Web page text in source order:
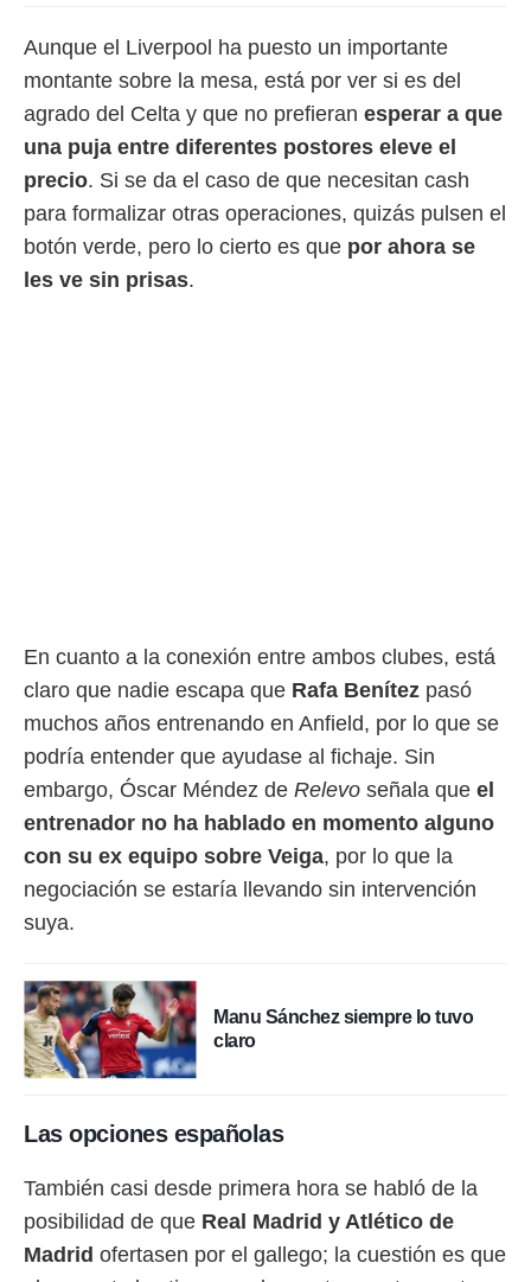
posible
traten tus
en
interés
a lo que
Para
su
u
datos
datos
perfiles
utilizar
uso de
medir el
de la
el
del
de
uso de
con el
Aunque el Liverpool ha puesto un importante
montante sobre la mesa, está por ver si es del
agrado del Celta y que no prefieran esperar a que
una puja entre diferentes postores eleve el
precio. Si se da el caso de que necesitan cash
para formalizar otras operaciones, quizás pulsen el
botón verde, pero lo cierto es que por ahora se
les ve sin prisas.
En cuanto a la conexión entre ambos clubes, está
claro que nadie escapa que Rafa Benítez pasó
muchos años entrenando en Anfield, por lo que se
podría entender que ayudase al fichaje. Sin
embargo, Óscar Méndez de Relevo señala que el
entrenador no ha hablado en momento alguno
con su ex equipo sobre Veiga, por lo que la
negociación se estaría llevando sin intervención
suya.
Manu Sánchez siempre lo tuvo
claro
Las opciones españolas
También casi desde primera hora se habló de la
posibilidad de que Real Madrid y Atlético de
Madrid ofertasen por el gallego; la cuestión es que